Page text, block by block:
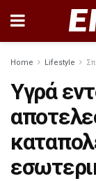
Home Lifestyle
Υγρά